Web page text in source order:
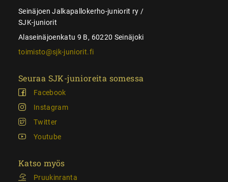
Seinäjoen Jalkapallokerho-juniorit ry /
SJK-juniorit
Alaseinäjoenkatu 9 B, 60220 Seinäjoki
toimisto@sjk-juniorit.fi
Seuraa SJK-junioreita somessa
Facebook
Instagram
Twitter
Youtube
Katso myös
Pruukinranta